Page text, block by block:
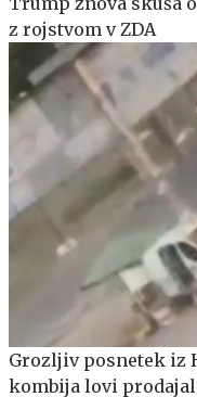
z rojstvom v ZDA
Grozljiv posnetek iz
kombija lovi